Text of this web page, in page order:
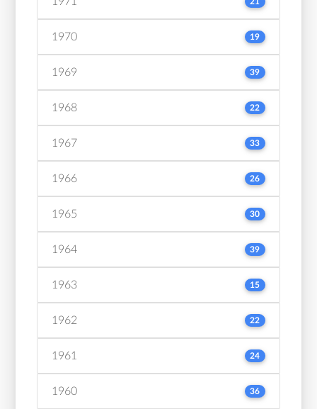
1970 19
1969 39
1968 22
1967 33
1966 26
1965 30
1964 39
1963 15
1962 22
1961 24
1960 36